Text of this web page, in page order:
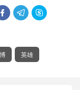
  
英雄